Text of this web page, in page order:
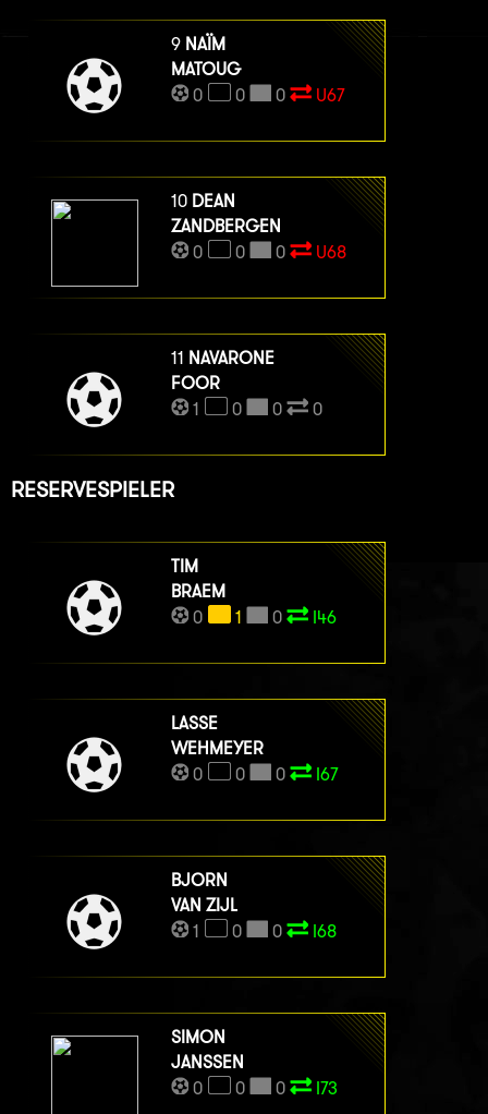
9 NAÏM
MATOUG
0
0 0 U67
10 DEAN
ZANDBERGEN
0
0 0 U68
11 NAVARONE
FOOR
1
0 0 0
RESERVESPIELER
TIM
BRAEM
0
1 0 I46
LASSE
WEHMEYER
0
0 0 I67
BJORN
VAN ZIJL
1
0 0 I68
SIMON
JANSSEN
0
0 0 I73